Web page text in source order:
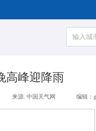
高峰迎降雨
来源: 中国天气网 编辑：